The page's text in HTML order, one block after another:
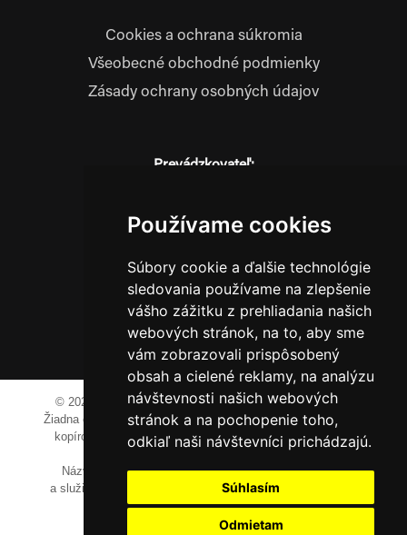
Používame cookies
Súbory cookie a ďalšie technológie
sledovania používame na zlepšenie
vášho zážitku z prehliadania našich
webových stránok, na to, aby sme
vám zobrazovali prispôsobený
obsah a cielené reklamy, na analýzu
návštevnosti našich webových
stránok a na pochopenie toho,
odkiaľ naši návštevníci prichádzajú.
Súhlasím
Odmietam
Cookies a ochrana súkromia
Všeobecné obchodné podmienky
Zásady ochrany osobných údajov
Prevádzkovateľ:
014 01 Bytča
DIČ: 2121076738
0911 955 646
© 2023-2024 JM Media, s.r.o. Všetky práva vyhradené.
Žiadna časť tohto portálu ak nie je uvedené inak, nesmie byť
kopírovaná, alebo prezentovaná bez výslovného súhlasu
Názvy spoločností, firiem a prezentovaných výrobkov
a služieb môžu byť registrovanými obchodnými známkami
ich vlastníkov.